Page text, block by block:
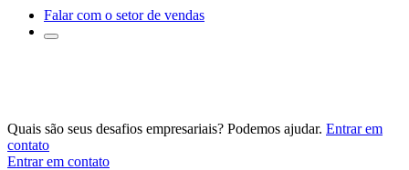
Falar com o setor de vendas
Quais são seus desafios empresariais? Podemos ajudar. Entrar em
contato
Entrar em contato